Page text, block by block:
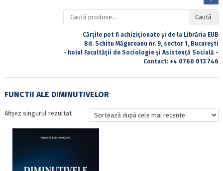
Caută
după:
Caută
Cărțile pot fi achiziționate și de la Librăria EUB
Bd. Schitu Măgureanu nr. 9, sector 1, București
- holul Facultății de Sociologie și Asistență Socială -
Contact: +4 0760 013 746
FUNCTII ALE DIMINUTIVELOR
Afișez singurul rezultat